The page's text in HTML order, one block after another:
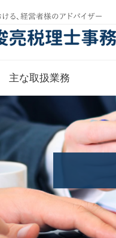
主な取扱業務